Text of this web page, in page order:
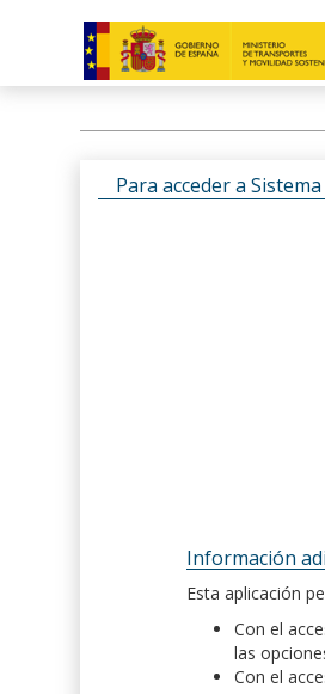
Para acceder a
Información
Esta aplicación
Con el
las
Con el